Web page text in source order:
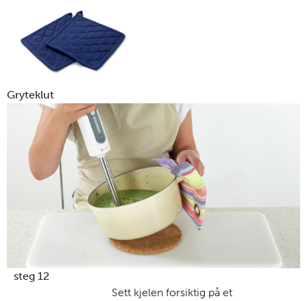
Gryteklut
steg 12
Sett kjelen forsiktig på et